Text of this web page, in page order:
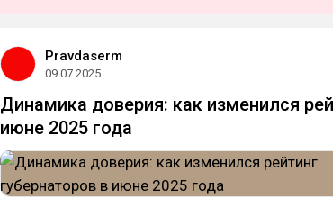
Pravdaserm
09.07.2025
Динамика доверия: как изменился
июне 2025 года